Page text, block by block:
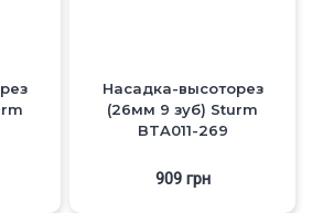
Насадка-высоторез
(26мм 9 зуб) Sturm
BTA011-269
909 грн